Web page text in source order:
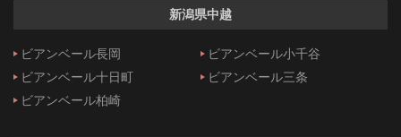
新潟県中越
ビアンベール長岡
ビアンベール小千谷
ビアンベール十日町
ビアンベール三条
ビアンベール柏崎